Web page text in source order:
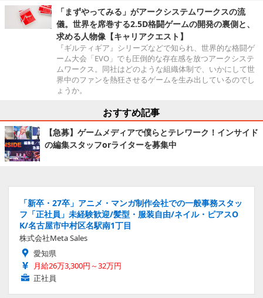
「まずやってみる」がアークシステムワークスの流
儀。世界を席巻する2.5D格闘ゲームの開発の裏側と、
求める人物像【キャリアクエスト】
『ギルティギア』シリーズなどで知られ、世界的な格闘ゲ
ーム大会「EVO」でも圧倒的な存在感を放つアークシステ
ムワークス。同社はどのような組織体制で、いかにして世
界中のファンを熱狂させるゲームを生み出しているのでし
ょうか。
おすすめ記事
【急募】ゲームメディアで僕らとテレワーク！インサイド
の編集スタッフorライターを募集中
「新卒・27卒」アニメ・マンガ制作会社での一般事務スタッ
フ「正社員」未経験歓迎/髪型・服装自由/ネイル・ピアスO
K/名古屋市中村区名駅南1丁目
株式会社Meta Sales
愛知県
月給26万3,300円～32万円
正社員